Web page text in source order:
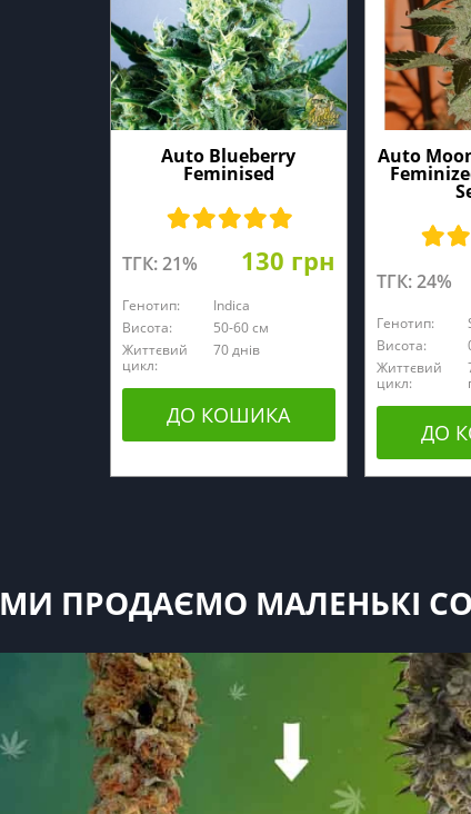
Auto Blueberry
Feminised
ТГК: 21% 130 грн
Генотип:
Indica
Висота:
50-60 см
Життєвий
цикл:
70 днів
ДО КОШИКА
Auto
ТГК: 24%
Генотип:
Висота:
Життєвий
цикл:
ДО
МИ ПРОДАЄМО МАЛЕНЬКІ